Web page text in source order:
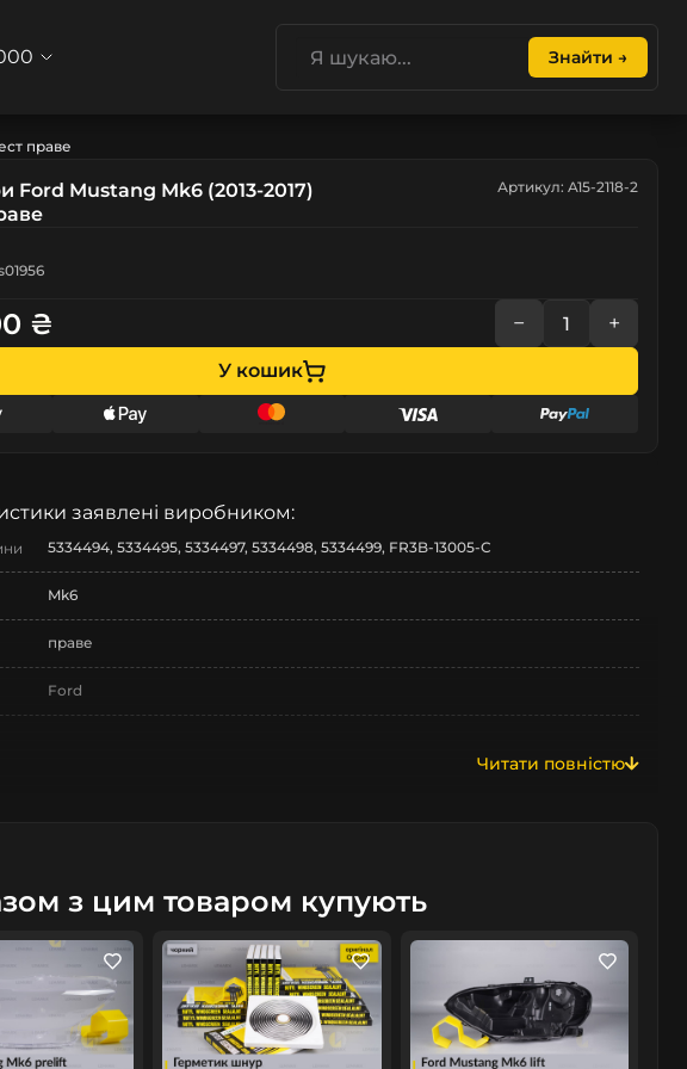
Знайти →
праве
Ford Mustang Mk6 (2013-2017)
Артикул: A15-2118-2
₴ − +
У кошик
заявлені виробником:
5334494, 5334495, 5334497, 5334498, 5334499, FR3B-13005-C
Mk6
праве
Ford
дорестайлінг
Нове
Читати повністю
з цим товаром купують